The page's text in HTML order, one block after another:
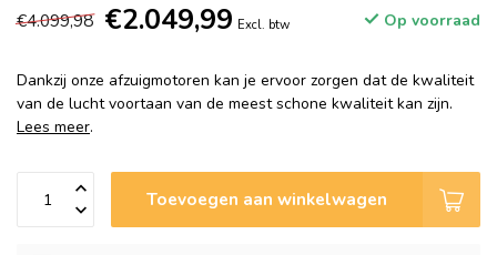
€4.099,98 €2.049,99 Excl. btw Op voorraad
Dankzij onze afzuigmotoren kan je ervoor zorgen dat de kwaliteit
van de lucht voortaan van de meest schone kwaliteit kan zijn.
Lees meer.
Toevoegen aan winkelwagen